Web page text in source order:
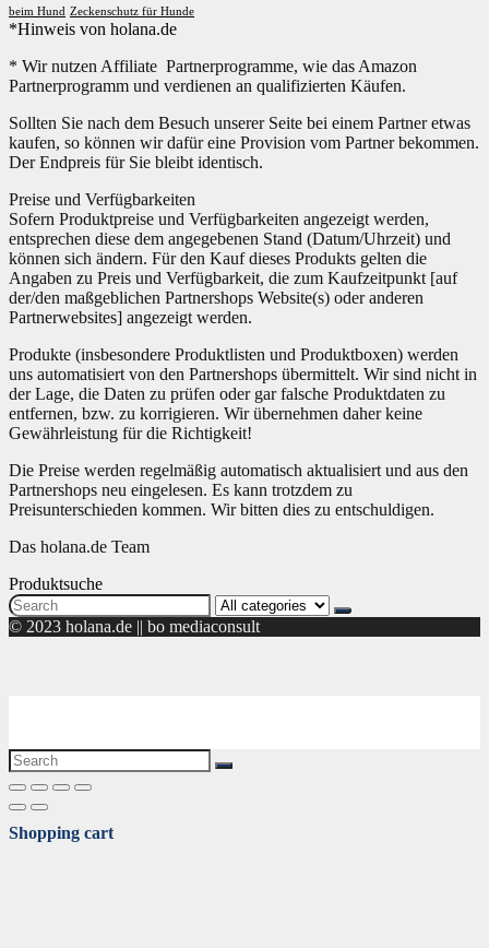
beim Hund Zeckenschutz für Hunde
*Hinweis von holana.de
* Wir nutzen Affiliate Partnerprogramme, wie das Amazon
Partnerprogramm und verdienen an qualifizierten Käufen.
Sollten Sie nach dem Besuch unserer Seite bei einem Partner etwas
kaufen, so können wir dafür eine Provision vom Partner bekommen.
Der Endpreis für Sie bleibt identisch.
Preise und Verfügbarkeiten
Sofern Produktpreise und Verfügbarkeiten angezeigt werden,
entsprechen diese dem angegebenen Stand (Datum/Uhrzeit) und
können sich ändern. Für den Kauf dieses Produkts gelten die
Angaben zu Preis und Verfügbarkeit, die zum Kaufzeitpunkt [auf
der/den maßgeblichen Partnershops Website(s) oder anderen
Partnerwebsites] angezeigt werden.
Produkte (insbesondere Produktlisten und Produktboxen) werden
uns automatisiert von den Partnershops übermittelt. Wir sind nicht in
der Lage, die Daten zu prüfen oder gar falsche Produktdaten zu
entfernen, bzw. zu korrigieren. Wir übernehmen daher keine
Gewährleistung für die Richtigkeit!
Die Preise werden regelmäßig automatisch aktualisiert und aus den
Partnershops neu eingelesen. Es kann trotzdem zu
Preisunterschieden kommen. Wir bitten dies zu entschuldigen.
Das holana.de Team
Produktsuche
Search
for:
© 2023 holana.de || bo mediaconsult
Shopping cart